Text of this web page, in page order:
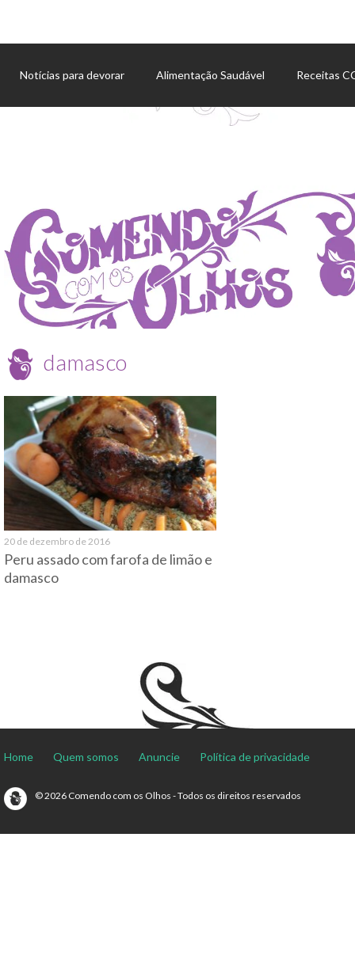
Notícias para devorar Alimentação Saudável Receitas
damasco
20 de dezembro de 2016
Peru assado com farofa de limão e
damasco
Home Quem somos Anuncie Política de privacidade
© 2026 Comendo com os Olhos - Todos os direitos reservados